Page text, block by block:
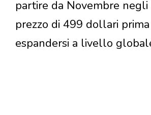
partire da Novembre
prezzo di 499 dollari
espandersi a livello